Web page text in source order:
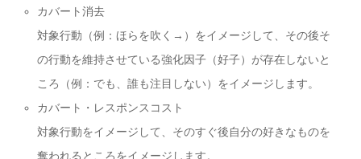
カバート消去
対象行動（例：ほらを吹く→）をイメージして、その後そ
の行動を維持させている強化因子（好子）が存在しないと
ころ（例：でも、誰も注目しない）をイメージします。
カバート・レスポンスコスト
対象行動をイメージして、そのすぐ後自分の好きなものを
奪われるところをイメージします。